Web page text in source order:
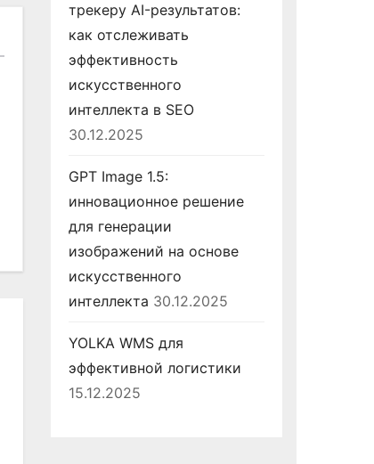
трекеру AI-результатов:
как отслеживать
эффективность
искусственного
интеллекта в SEO
30.12.2025
GPT Image 1.5:
инновационное решение
для генерации
изображений на основе
искусственного
интеллекта 30.12.2025
YOLKA WMS для
эффективной логистики
15.12.2025